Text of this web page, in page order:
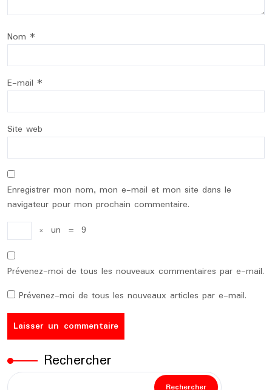
Nom *
E-mail *
Site web
Enregistrer mon nom, mon e-mail et mon site dans le
navigateur pour mon prochain commentaire.
× un = 9
Prévenez-moi de tous les nouveaux commentaires par e-mail.
Prévenez-moi de tous les nouveaux articles par e-mail.
Rechercher
Rechercher